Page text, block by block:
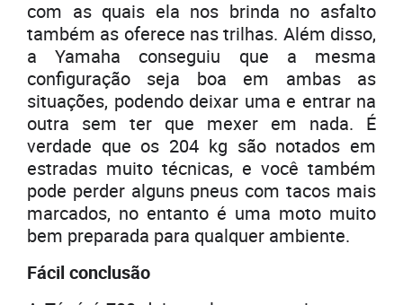
com as quais ela nos brinda no asfalto
também as oferece nas trilhas. Além disso,
a Yamaha conseguiu que a mesma
configuração seja boa em ambas as
situações, podendo deixar uma e entrar na
outra sem ter que mexer em nada. É
verdade que os 204 kg são notados em
estradas muito técnicas, e você também
pode perder alguns pneus com tacos mais
marcados, no entanto é uma moto muito
bem preparada para qualquer ambiente.
Fácil conclusão